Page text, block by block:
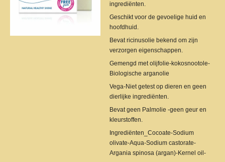
ingrediënten.
Geschikt voor de gevoelige huid en
hoofdhuid.
Bevat ricinusolie bekend om zijn
verzorgen eigenschappen.
Gemengd met olijfolie-kokosnootole-
Biologische arganolie
Vega-Niet getest op dieren en geen
dierlijke ingrediënten.
Bevat geen Palmolie -geen geur en
kleurstoffen.
Ingrediënten_Cocoate-Sodium
olivate-Aqua-Sodium castorate-
Argania spinosa (argan)-Kernel oil-